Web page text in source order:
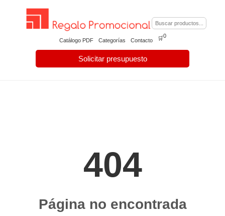
Catálogo PDF Categorías Contacto
Solicitar presupuesto
🛒0
404
Página no encontrada